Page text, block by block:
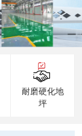
耐磨硬化地
坪